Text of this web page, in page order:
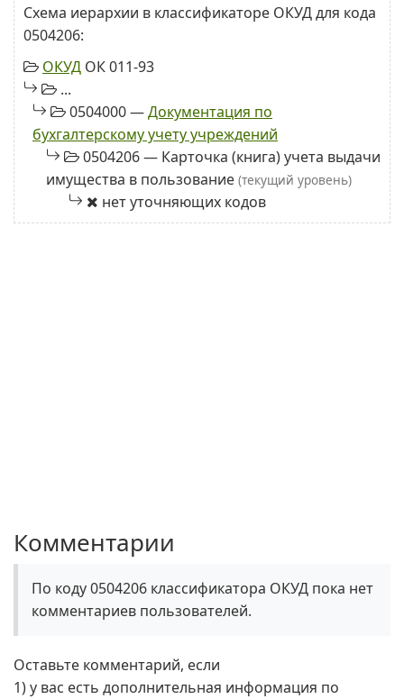
Схема иерархии в классификаторе ОКУД для кода
0504206:
ОКУД ОК 011-93
...
0504000 —Документация по
бухгалтерскому учету учреждений
0504206 — Карточка (книга) учета выдачи
имущества в пользование (текущий уровень)
нет уточняющих кодов
Комментарии
По коду 0504206 классификатора ОКУД пока нет
комментариев пользователей.
Оставьте комментарий, если
1) у вас есть дополнительная информация по